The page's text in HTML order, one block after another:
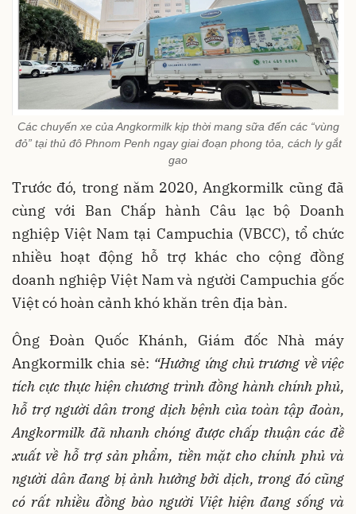
Các chuyến xe của Angkormilk kịp thời mang sữa đến các “vùng
đỏ” tại thủ đô Phnom Penh ngay giai đoạn phong tỏa, cách ly gắt
gao
Trước đó, trong năm 2020, Angkormilk cũng đã
cùng với Ban Chấp hành Câu lạc bộ Doanh
nghiệp Việt Nam tại Campuchia (VBCC), tổ chức
nhiều hoạt động hỗ trợ khác cho cộng đồng
doanh nghiệp Việt Nam và người Campuchia gốc
Việt có hoàn cảnh khó khăn trên địa bàn.
Ông Đoàn Quốc Khánh, Giám đốc Nhà máy
Angkormilk chia sẻ: “Hưởng ứng chủ trương về việc
tích cực thực hiện chương trình đồng hành chính phủ,
hỗ trợ người dân trong dịch bệnh của toàn tập đoàn,
Angkormilk đã nhanh chóng được chấp thuận các đề
xuất về hỗ trợ sản phẩm, tiền mặt cho chính phủ và
người dân đang bị ảnh hưởng bởi dịch, trong đó cũng
có rất nhiều đồng bào người Việt hiện đang sống và